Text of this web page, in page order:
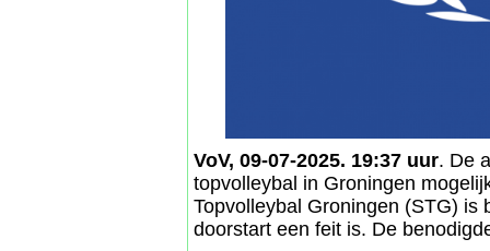
VoV, 09-07-2025. 19:37 uur. De
topvolleybal in Groningen
Topvolleybal Groningen (STG) is
doorstart een feit is. De